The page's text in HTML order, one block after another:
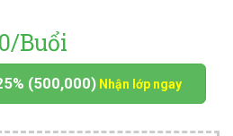
Buổi
(500,000) Nhận lớp ngay